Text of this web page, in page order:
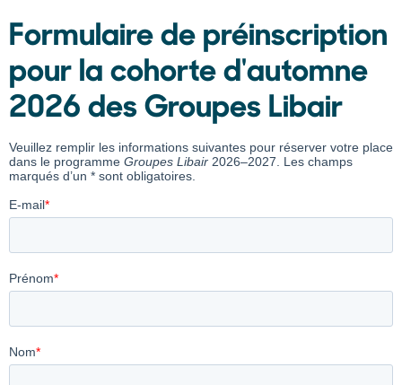
Formulaire de préinscription
pour la cohorte d'automne
2026 des Groupes Libair